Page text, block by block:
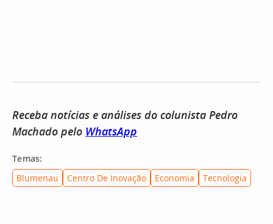
Receba notícias e análises do colunista Pedro
Machado pelo WhatsApp
Temas:
Blumenau
Centro De Inovação Economia Tecnologia